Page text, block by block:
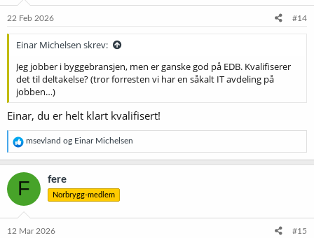
n
e
22 Feb 2026 #14
Einar Michelsen skrev:
Jeg jobber i byggebransjen, men er ganske god på EDB. Kvalifiserer
det til deltakelse? (tror forresten vi har en såkalt IT avdeling på
jobben…)
Einar, du er helt klart kvalifisert!
R
e
a
k
s
o
e
msevland og Einar Michelsen
F fere
Norbrygg-medlem
12 Mar 2026 #15